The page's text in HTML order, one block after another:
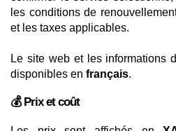
les conditions de
et les taxes applicables.
Le site web et les informations
disponibles en français.
💰 Prix et coût